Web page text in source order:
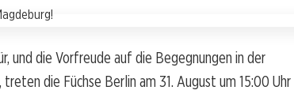
und die Vorfreude auf die Begegnungen in der
die Füchse Berlin am 31. August um 15:00 Uhr